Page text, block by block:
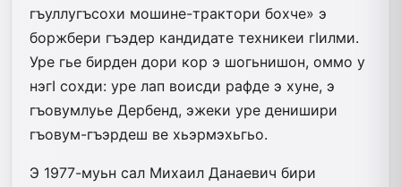
гъуллугъсохи мошине-трактори бохче» э
боржбери гъэдер кандидате техникеи гIилми.
Уре гье бирден дори кор э шогьнишон, оммо у
нэгI сохди: уре лап воисди рафде э хуне, э
гъовумлуье Дербенд, эжеки уре денишири
гъовум-гъэрдеш ве хьэрмэхьгьо.
Э 1977-муьн сал Михаил Данаевич бири